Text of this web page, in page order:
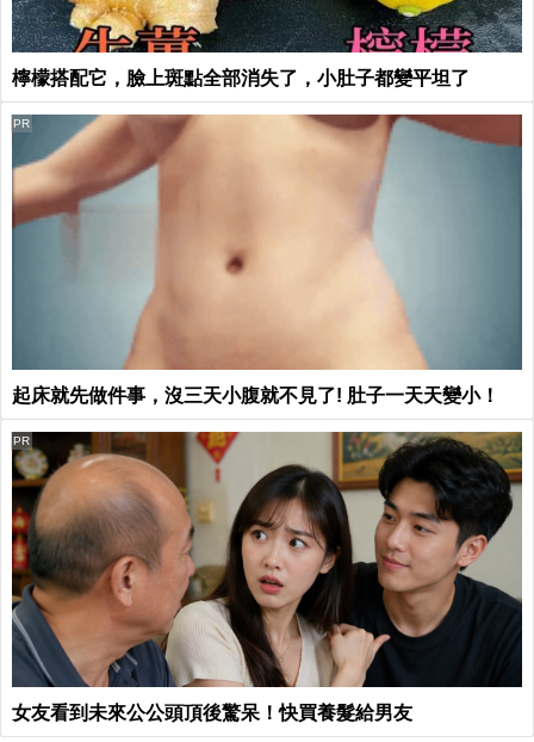
檸檬搭配它，臉上斑點全部消失了，小肚子都變平坦了
起床就先做件事，沒三天小腹就不見了! 肚子一天天變小！
PR
女友看到未來公公頭頂後驚呆！快買養髮給男友
PR